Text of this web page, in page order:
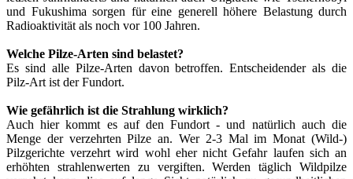
und Fukushima sorgen für eine generell höhere Belastung durch
Radioaktivität als noch vor 100 Jahren.
Welche Pilze-Arten sind belastet?
Es sind alle Pilze-Arten davon betroffen. Entscheidender als die
Pilz-Art ist der Fundort.
Wie gefährlich ist die Strahlung wirklich?
Auch hier kommt es auf den Fundort - und natürlich auch die
Menge der verzehrten Pilze an. Wer 2-3 Mal im Monat (Wild-)
Pilzgerichte verzehrt wird wohl eher nicht Gefahr laufen sich an
erhöhten strahlenwerten zu vergiften. Werden täglich Wildpilze